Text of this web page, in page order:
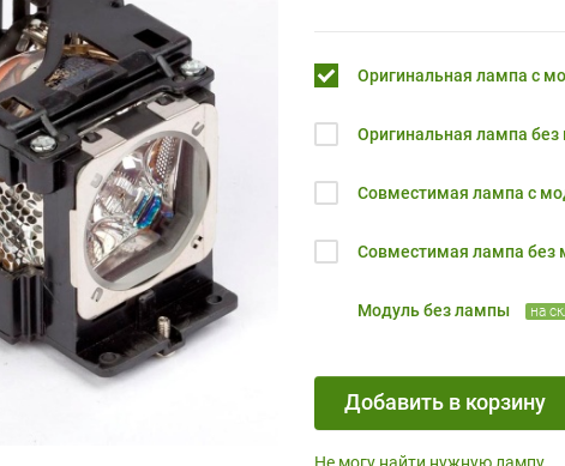
Оригинальная лампа с
Оригинальная лампа без
Совместимая лампа с
Совместимая лампа без
Модуль без лампы на
Добавить в корзину
Не могу найти нужную лампу